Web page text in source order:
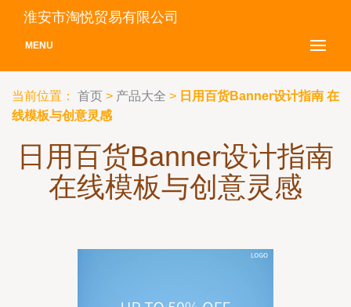
淮安市淘悦贸易有限公司
MENU
当前位置： 首页 > 产品大全 > 日用百货Banner设计指南 在
线模板与创意灵感
日用百货Banner设计指南
在线模板与创意灵感